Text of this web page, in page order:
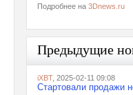
Подробнее на 3Dnews.ru
Предыдущие
iXBT, 2025-02-11 09:08
Стартовали продажи